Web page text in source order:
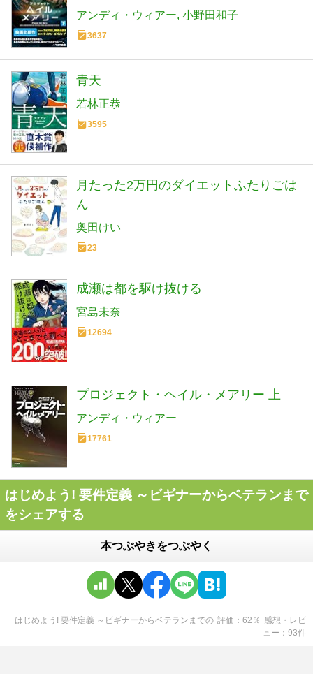
アンディ・ウィアー 小野田和子
3637
青天
若林正恭
3595
月たった2万円のダイエットふたりごは
ん
奥田けい
23
成瀬は都を駆け抜ける
宮島未奈
12694
プロジェクト・ヘイル・メアリー 上
アンディ・ウィアー
17761
はじめよう! 要件定義 ～ビギナーからベテランまで
をシェアする
本つぶやきをつぶやく
はじめよう! 要件定義 ～ビギナーからベテランまでの 評価 62 ％ 感想・レビ
ュー
93件